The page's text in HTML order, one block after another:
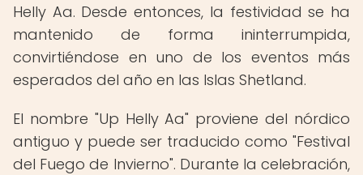
Helly Aa. Desde entonces, la festividad se ha
mantenido de forma ininterrumpida,
convirtiéndose en uno de los eventos más
esperados del año en las Islas Shetland.
El nombre "Up Helly Aa" proviene del nórdico
antiguo y puede ser traducido como "Festival
del Fuego de Invierno". Durante la celebración,